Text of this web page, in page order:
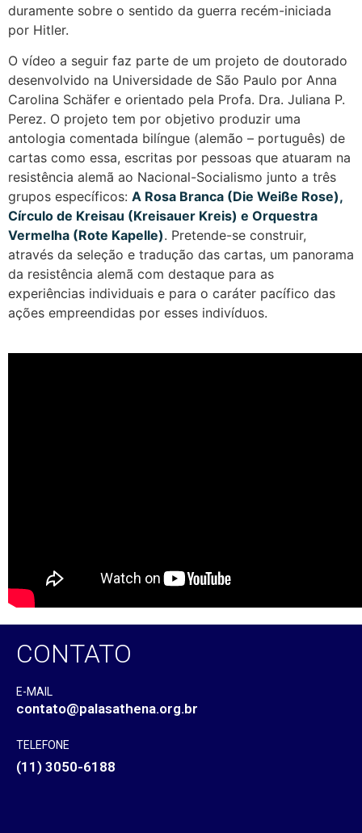
duramente sobre o sentido da guerra recém-iniciada
por Hitler.
O vídeo a seguir faz parte de um projeto de doutorado
desenvolvido na Universidade de São Paulo por Anna
Carolina Schäfer e orientado pela Profa. Dra. Juliana P.
Perez. O projeto tem por objetivo produzir uma
antologia comentada bilíngue (alemão – português) de
cartas como essa, escritas por pessoas que atuaram na
resistência alemã ao Nacional-Socialismo junto a três
grupos específicos: A Rosa Branca (Die Weiße Rose),
Círculo de Kreisau (Kreisauer Kreis) e Orquestra
Vermelha (Rote Kapelle). Pretende-se construir,
através da seleção e tradução das cartas, um panorama
da resistência alemã com destaque para as
experiências individuais e para o caráter pacífico das
ações empreendidas por esses indivíduos.
CONTATO
E-MAIL
contato@palasathena.org.br
TELEFONE
(11) 3050-6188